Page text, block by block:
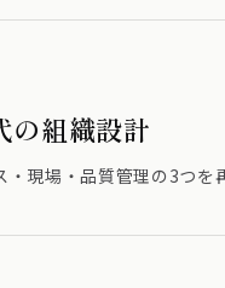
の組織設計
現場・品質管理の3つを